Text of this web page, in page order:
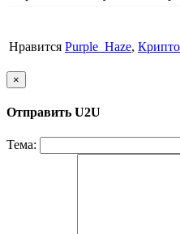
Нравится Purple_Haze,
×
Отправить U2U
Тема: